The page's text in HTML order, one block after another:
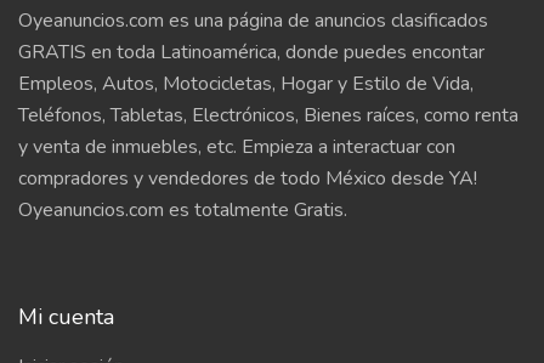
Oyeanuncios.com es una página de anuncios clasificados
GRATIS en toda Latinoamérica, donde puedes encontar
Empleos, Autos, Motocicletas, Hogar y Estilo de Vida,
Teléfonos, Tabletas, Electrónicos, Bienes raíces, como renta
y venta de inmuebles, etc. Empieza a interactuar con
compradores y vendedores de todo México desde YA!
Oyeanuncios.com es totalmente Gratis.
Mi cuenta